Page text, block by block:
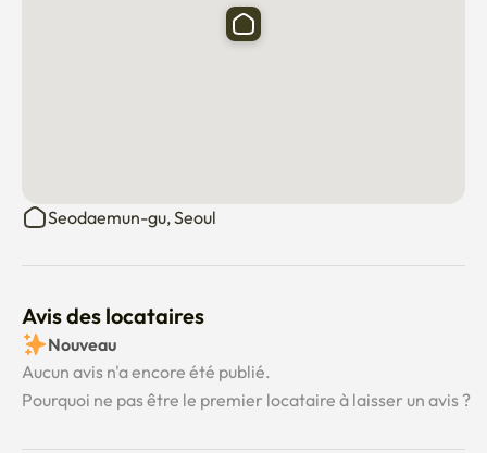
Seodaemun-gu, Seoul
Avis des locataires
Nouveau
Aucun avis n'a encore été publié.
Pourquoi ne pas être le premier locataire à laisser un avis ?